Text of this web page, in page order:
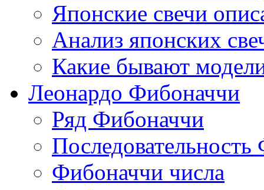
Японские свечи
Анализ японских
Какие бывают
Леонардо Фибоначчи
Ряд Фибоначчи
Фибоначчи числа